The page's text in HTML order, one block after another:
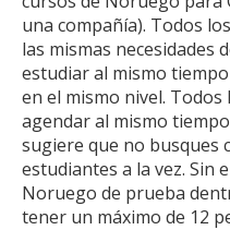
una compañía). Todos
las mismas necesidades
estudiar al mismo
en el mismo nivel.
agendar al mismo
sugiere que no busques
estudiantes a la vez. Sin
Noruego de prueba
tener un máximo de 12